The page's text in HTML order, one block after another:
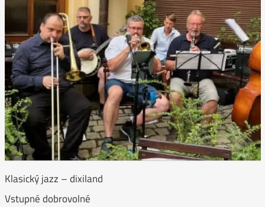
Klasický jazz – dixiland
Vstupné dobrovolné